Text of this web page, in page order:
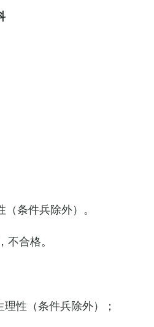
条件兵除外）。
合格。
性（条件兵除外）；